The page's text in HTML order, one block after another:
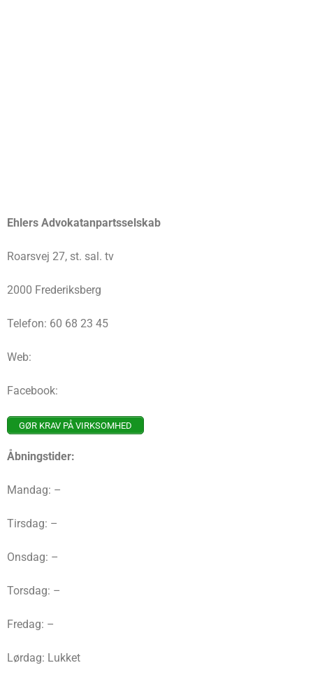
Ehlers Advokatanpartsselskab
Roarsvej 27, st. sal. tv
2000 Frederiksberg
Telefon: 60 68 23 45
Web:
Facebook:
GØR KRAV PÅ VIRKSOMHED
Åbningstider:
Mandag: –
Tirsdag: –
Onsdag: –
Torsdag: –
Fredag: –
Lørdag: Lukket